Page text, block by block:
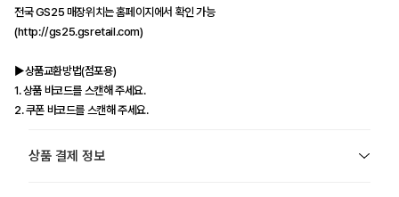
전국 GS25 매장위치는 홈페이지에서 확인 가능
(http://gs25.gsretail.com)
▶상품교환방법(점포용)
1. 상품 바코드를 스캔해 주세요.
2. 쿠폰 바코드를 스캔해 주세요.
상품 결제 정보